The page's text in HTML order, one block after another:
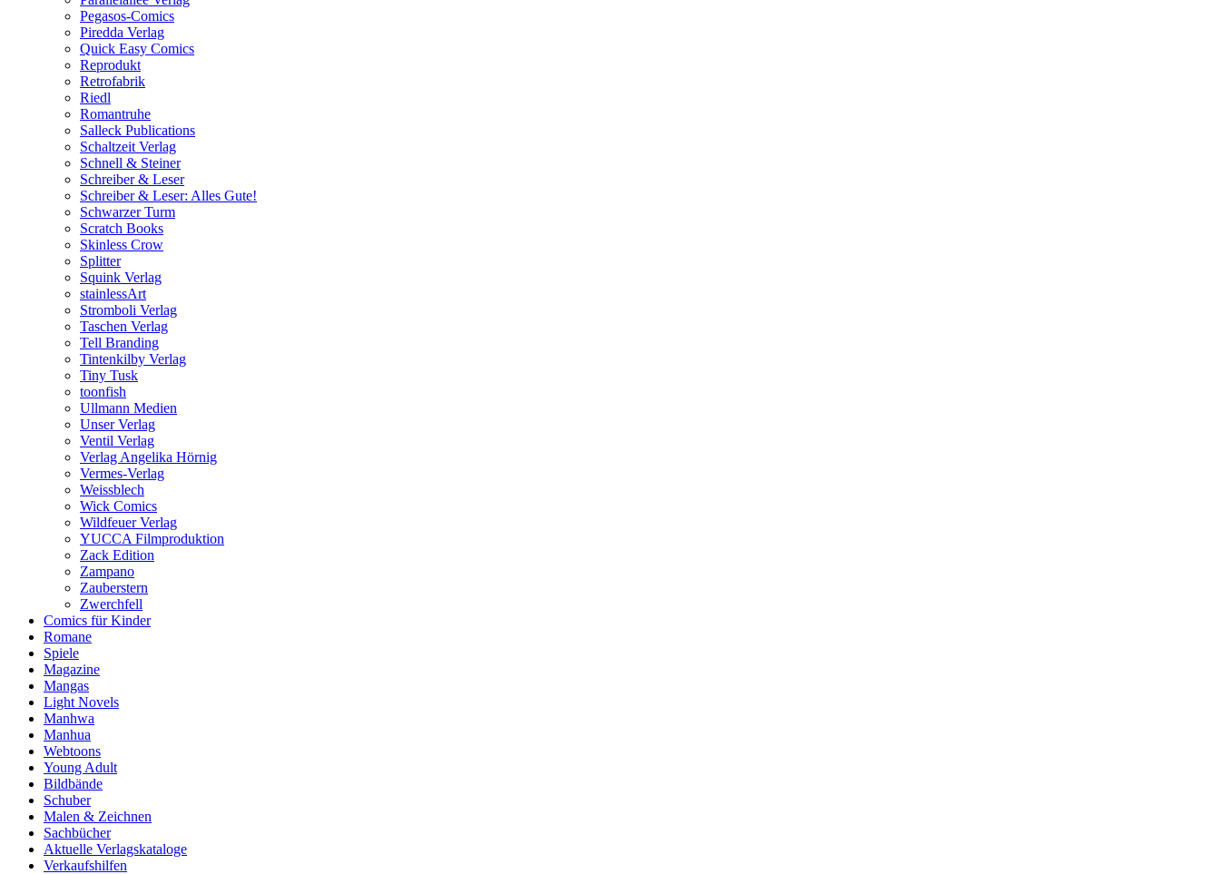
Pegasos-Comics
Piredda Verlag
Quick Easy Comics
Reprodukt
Retrofabrik
Riedl
Romantruhe
Salleck Publications
Schaltzeit Verlag
Schnell & Steiner
Schreiber & Leser
Schreiber & Leser: Alles Gute!
Schwarzer Turm
Scratch Books
Skinless Crow
Splitter
Squink Verlag
stainlessArt
Stromboli Verlag
Taschen Verlag
Tell Branding
Tintenkilby Verlag
Tiny Tusk
toonfish
Ullmann Medien
Unser Verlag
Ventil Verlag
Verlag Angelika Hörnig
Vermes-Verlag
Weissblech
Wick Comics
Wildfeuer Verlag
YUCCA Filmproduktion
Zack Edition
Zampano
Zauberstern
Zwerchfell
Comics für Kinder
Romane
Spiele
Magazine
Mangas
Light Novels
Manhwa
Manhua
Webtoons
Young Adult
Bildbände
Schuber
Malen & Zeichnen
Sachbücher
Aktuelle Verlagskataloge
Verkaufshilfen